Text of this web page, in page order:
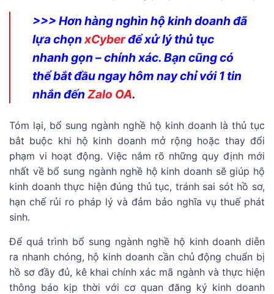
>>> Hơn hàng nghìn hộ kinh doanh đã
lựa chọnxCyberđể xử lý thủ tục
nhanh gọn – chính xác. Bạn cũng có
thể bắt đầu ngay hôm nay chỉ với 1 tin
nhắn đến Zalo OA.
Tóm lại, bổ sung ngành nghề hộ kinh doanh là thủ tục
bắt buộc khi hộ kinh doanh mở rộng hoặc thay đổi
phạm vi hoạt động. Việc nắm rõ những quy định mới
nhất về bổ sung ngành nghề hộ kinh doanh sẽ giúp hộ
kinh doanh thực hiện đúng thủ tục, tránh sai sót hồ sơ,
hạn chế rủi ro pháp lý và đảm bảo nghĩa vụ thuế phát
sinh.
Để quá trình bổ sung ngành nghề hộ kinh doanh diễn
ra nhanh chóng, hộ kinh doanh cần chủ động chuẩn bị
hồ sơ đầy đủ, kê khai chính xác mã ngành và thực hiện
thông báo kịp thời với cơ quan đăng ký kinh doanh